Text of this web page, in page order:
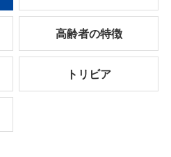
高齢者の特徴
トリビア